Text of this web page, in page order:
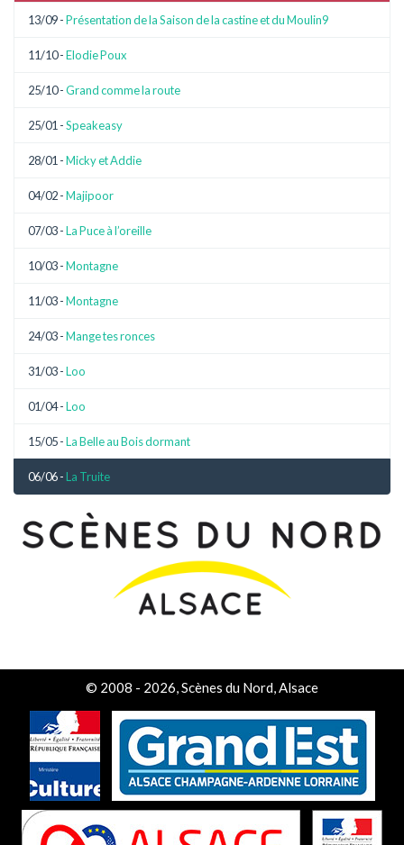
13/09 -Présentation de la Saison de la castine et du Moulin9
11/10 -Elodie Poux
25/10 -Grand comme la route
25/01 -Speakeasy
28/01 -Micky et Addie
04/02 -Majipoor
07/03 -La Puce à l’oreille
10/03 -Montagne
11/03 -Montagne
24/03 -Mange tes ronces
31/03 -Loo
01/04 -Loo
15/05 -La Belle au Bois dormant
06/06 - La Truite
© 2008 - 2026, Scènes du Nord, Alsace